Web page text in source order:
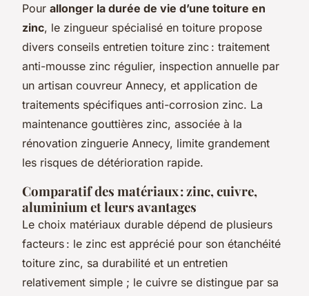
Pour allonger la durée de vie d’une toiture en
zinc, le zingueur spécialisé en toiture propose
divers conseils entretien toiture zinc : traitement
anti-mousse zinc régulier, inspection annuelle par
un artisan couvreur Annecy, et application de
traitements spécifiques anti-corrosion zinc. La
maintenance gouttières zinc, associée à la
rénovation zinguerie Annecy, limite grandement
les risques de détérioration rapide.
Comparatif des matériaux : zinc, cuivre,
aluminium et leurs avantages
Le choix matériaux durable dépend de plusieurs
facteurs : le zinc est apprécié pour son étanchéité
toiture zinc, sa durabilité et un entretien
relativement simple ; le cuivre se distingue par sa